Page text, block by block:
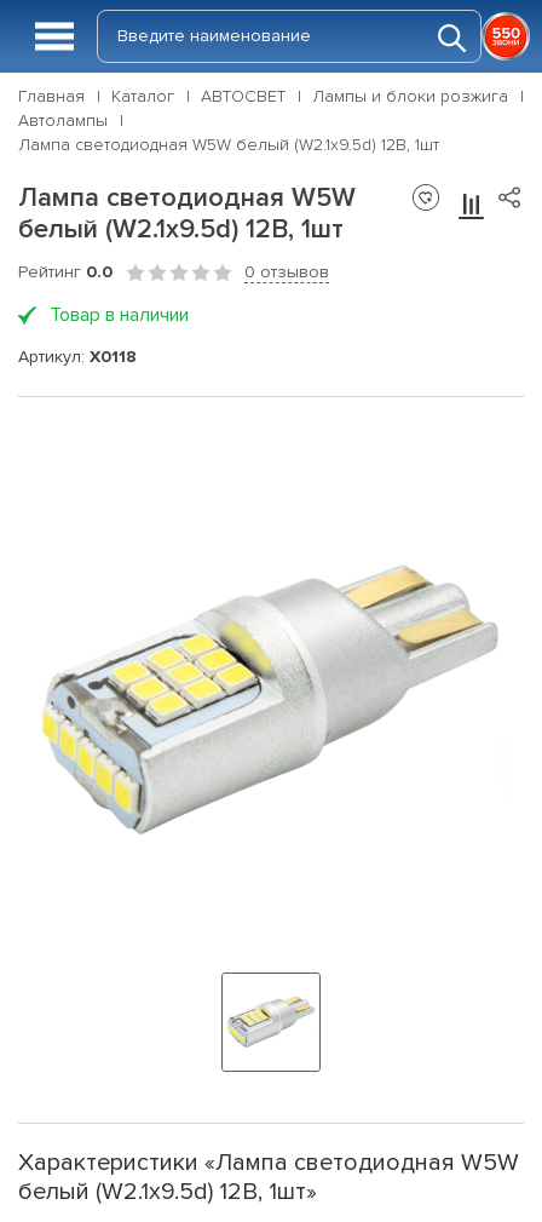
Главная Каталог АВТОСВЕТ
Лампы и блоки розжига
Автолампы
Лампа светодиодная W5W белый (W2.1x9.5d) 12В, 1шт
Лампа светодиодная W5W
белый (W2.1x9.5d) 12В, 1шт
Рейтинг 0.0 0 отзывов
Товар в наличии
Артикул: X0118
Характеристики «Лампа светодиодная W5W
белый (W2.1x9.5d) 12В, 1шт»